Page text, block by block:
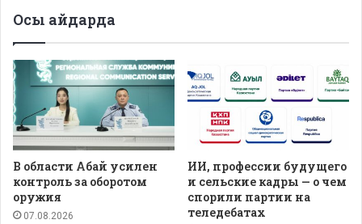
Осы айдарда
В области Абай усилен
контроль за оборотом
оружия
07.08.2026
ИИ, профессии будущего
и сельские кадры — о чем
спорили партии на
теледебатах